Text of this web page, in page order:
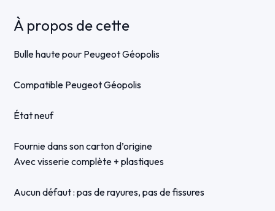
À propos de cette
Bulle haute pour Peugeot Géopolis
Compatible Peugeot Géopolis
État neuf
Fournie dans son carton d’origine
Avec visserie complète + plastiques
Aucun défaut : pas de rayures, pas de fissures